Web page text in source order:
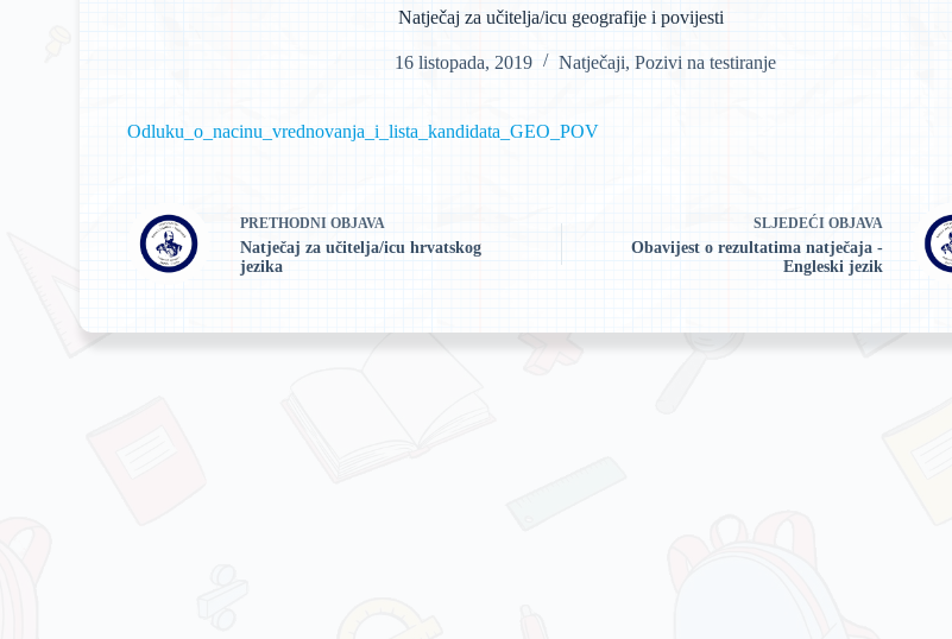
Natječaj za učitelja/icu geografije i povijesti
16 listopada, 2019 Natječaji, Pozivi na testiranje
Odluku_o_nacinu_vrednovanja_i_lista_kandidata_GEO_POV
PRETHODNIOBJAVA
Natječaj za učitelja/icu hrvatskog
jezika
SLJEDEĆI OBJAVA
Obavijest o rezultatima natječaja -
Engleski jezik